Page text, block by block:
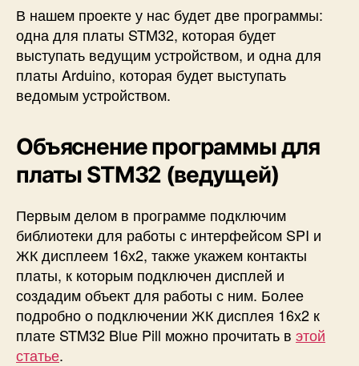
В нашем проекте у нас будет две программы:
одна для платы STM32, которая будет
выступать ведущим устройством, и одна для
платы Arduino, которая будет выступать
ведомым устройством.
Объяснение программы для
платы STM32 (ведущей)
Первым делом в программе подключим
библиотеки для работы с интерфейсом SPI и
ЖК дисплеем 16х2, также укажем контакты
платы, к которым подключен дисплей и
создадим объект для работы с ним. Более
подробно о подключении ЖК дисплея 16х2 к
плате STM32 Blue Pill можно прочитать в этой
статье.